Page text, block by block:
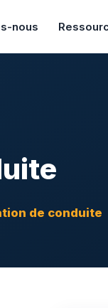
nous
de conduite